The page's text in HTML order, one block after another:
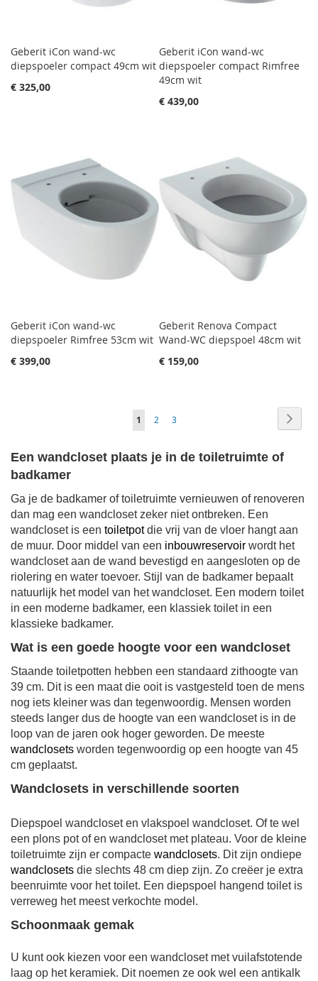
Geberit iCon wand-wc
diepspoeler compact 49cm wit
€ 325,00
Geberit iCon wand-wc
diepspoeler compact Rimfree
49cm wit
€ 439,00
Geberit iCon wand-wc
diepspoeler Rimfree 53cm wit
€ 399,00
Geberit Renova Compact
Wand-WC diepspoel 48cm wit
€ 159,00
Pagina
Je
momenteel
1 Pagina
2 Pagina
3
Een wandcloset plaats je in de toiletruimte of
badkamer
Ga je de badkamer of toiletruimte vernieuwen of renoveren
dan mag een wandcloset zeker niet ontbreken. Een
wandcloset is een toiletpotdie vrij van de vloer hangt aan
de muur. Door middel van een inbouwreservoir wordt het
wandcloset aan de wand bevestigd en aangesloten op de
riolering en water toevoer. Stijl van de badkamer bepaalt
natuurlijk het model van het wandcloset. Een modern toilet
in een moderne badkamer, een klassiek toilet in een
klassieke badkamer.
Wat is een goede hoogte voor een wandcloset
Staande toiletpotten hebben een standaard zithoogte van
39 cm. Dit is een maat die ooit is vastgesteld toen de mens
nog iets kleiner was dan tegenwoordig. Mensen worden
steeds langer dus de hoogte van een wandcloset is in de
loop van de jaren ook hoger geworden. De meeste
wandclosets worden tegenwoordig op een hoogte van 45
cm geplaatst.
Wandclosets in verschillende soorten
Diepspoel wandcloset en vlakspoel wandcloset. Of te wel
een plons pot of en wandcloset met plateau. Voor de kleine
toiletruimte zijn er compacte wandclosets. Dit zijn ondiepe
wandclosets die slechts 48 cm diep zijn. Zo creëer je extra
beenruimte voor het toilet. Een diepspoel hangend toilet is
verreweg het meest verkochte model.
Schoonmaak gemak
U kunt ook kiezen voor een wandcloset met vuilafstotende
laag op het keramiek. Dit noemen ze ook wel een antikalk